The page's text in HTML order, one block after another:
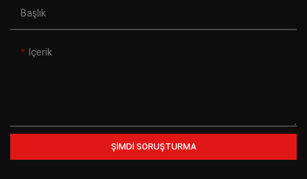
Başlık
Içerik
ŞIMDI SORUŞTURMA